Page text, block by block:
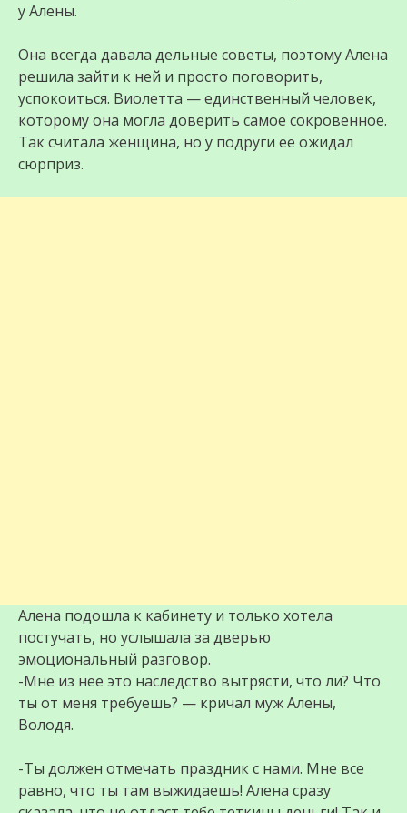
у Алены.
Она всегда давала дельные советы, поэтому Алена
решила зайти к ней и просто поговорить,
успокоиться. Виолетта — единственный человек,
которому она могла доверить самое сокровенное.
Так считала женщина, но у подруги ее ожидал
сюрприз.
Алена подошла к кабинету и только хотела
постучать, но услышала за дверью
эмоциональный разговор.
-Мне из нее это наследство вытрясти, что ли? Что
ты от меня требуешь? — кричал муж Алены,
Володя.
-Ты должен отмечать праздник с нами. Мне все
равно, что ты там выжидаешь! Алена сразу